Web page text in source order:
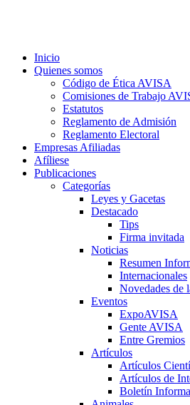
Inicio
Quienes somos
Código de Ética AVISA
Comisiones de Trabajo
Estatutos
Reglamento de Admisión
Reglamento Electoral
Empresas Afiliadas
Afíliese
Publicaciones
Categorías
Leyes y Gacetas
Destacado
Tips
Firma invitada
Noticias
Resumen
Internacionales
Novedades de
Eventos
ExpoAVISA
Gente AVISA
Entre Gremios
Artículos
Artículos
Artículos de
Boletín